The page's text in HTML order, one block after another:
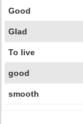
Good
Glad
To live
good
smooth